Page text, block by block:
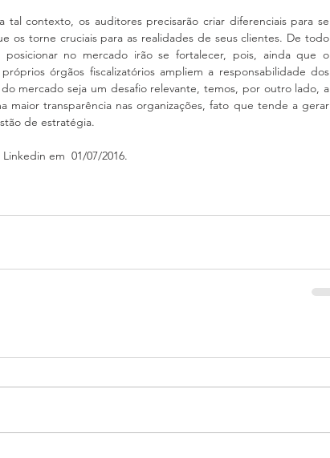
contexto, os auditores precisarão criar diferenciais para se
os torne cruciais para as realidades de seus clientes. De todo
no mercado irão se fortalecer, pois, ainda que o
órgãos fiscalizatórios ampliem a responsabilidade dos
mercado seja um desafio relevante, temos, por outro lado, a
maior transparência nas organizações, fato que tende a gerar
de estratégia.
em  01/07/2016.